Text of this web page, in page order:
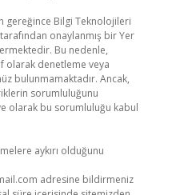
gereğince Bilgi Teknolojileri
onaylanmış bir Yer
Bu nedenle,
olarak denetleme veya
bulunmamaktadır. Ancak,
sorumluluğunu
olarak bu sorumluluğu kabul
aykırı olduğunu
adresine bildirmeniz